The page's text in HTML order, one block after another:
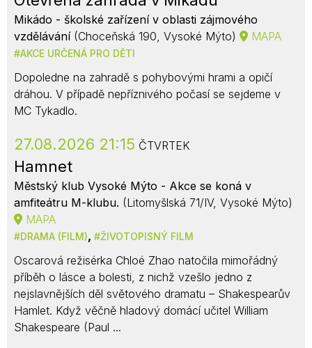
Mikádo - školské zařízení v oblasti zájmového
vzdělávání(Choceňská 190, Vysoké Mýto) MAPA
AKCE URČENÁ PRO DĚTI
Dopoledne na zahradě s pohybovými hrami a opičí
dráhou. V případě nepříznivého počasí se sejdeme v
MC Tykadlo.
27.08.2026 21:15 ČTVRTEK
Hamnet
Městský klub Vysoké Mýto - Akce se koná v
amfiteátru M-klubu. (Litomyšlská 71/IV, Vysoké Mýto)
MAPA
DRAMA (FILM), ŽIVOTOPISNÝ FILM
Oscarová režisérka Chloé Zhao natočila mimořádný
příběh o lásce a bolesti, z nichž vzešlo jedno z
nejslavnějších děl světového dramatu – Shakespearův
Hamlet. Když věčně hladový domácí učitel William
Shakespeare (Paul ...